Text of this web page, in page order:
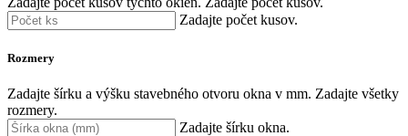
Zadajte počet kusov.
Rozmery
Zadajte šírku a výšku stavebného otvoru okna v mm. Zadajte všetky
rozmery.
Zadajte šírku okna.